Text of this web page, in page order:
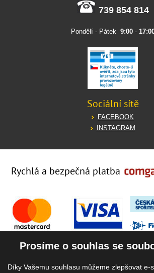
739 854 814
Pondělí - Pátek 9:00-
Sociální sítě
FACEBOOK
INSTAGRAM
Rychlá a bezpečná platba
Prosíme o souhlas se
Díky Vašemu souhlasu můžeme zlepšovat e-